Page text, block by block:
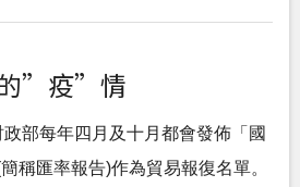
”疫”情
部每年四月及十月都會發佈「國
稱匯率報告)作為貿易報復名單。